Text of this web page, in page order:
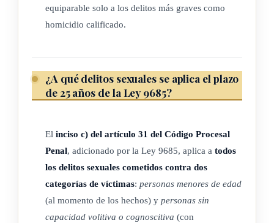
equiparable solo a los delitos más graves como
homicidio calificado.
¿A qué delitos sexuales se aplica el plazo
de 25 años de la Ley 9685?
El inciso c) del artículo 31 del Código Procesal
Penal, adicionado por la Ley 9685, aplica a todos
los delitos sexuales cometidos contra dos
categorías de víctimas: personas menores de edad
(al momento de los hechos) y personas sin
capacidad volitiva o cognoscitiva (con